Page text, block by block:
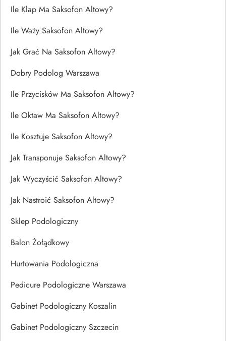
Ile Klap Ma Saksofon Altowy?
Ile Waży Saksofon Altowy?
Jak Grać Na Saksofon Altowy?
Dobry Podolog Warszawa
Ile Przycisków Ma Saksofon Altowy?
Ile Oktaw Ma Saksofon Altowy?
Ile Kosztuje Saksofon Altowy?
Jak Transponuje Saksofon Altowy?
Jak Wyczyścić Saksofon Altowy?
Jak Nastroić Saksofon Altowy?
Sklep Podologiczny
Balon Żołądkowy
Hurtowania Podologiczna
Pedicure Podologiczne Warszawa
Gabinet Podologiczny Koszalin
Gabinet Podologiczny Szczecin